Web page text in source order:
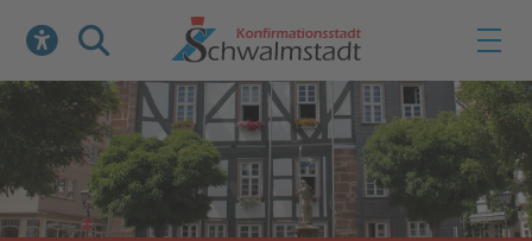
Werkzeuge zur Barrierefreiheit öffnen
Suche